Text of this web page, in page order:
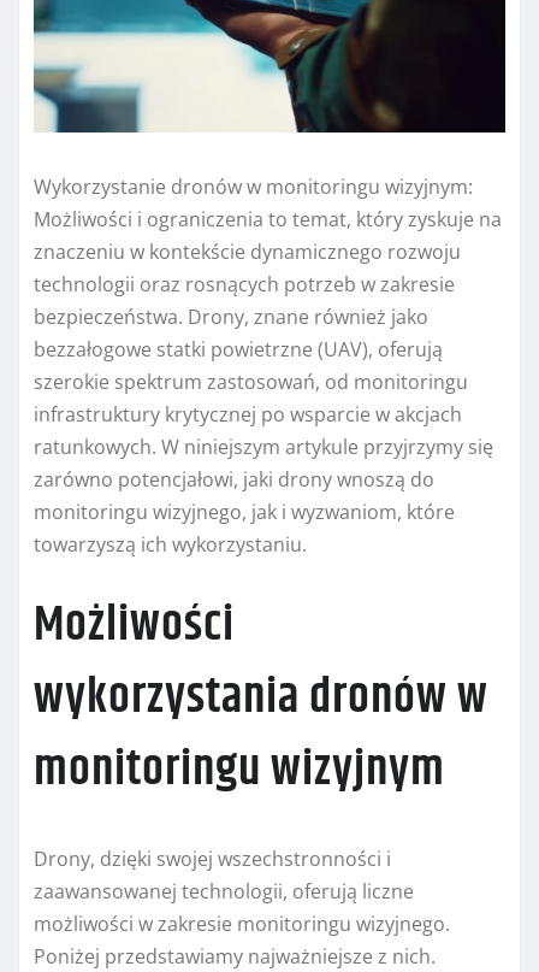
Wykorzystanie dronów w monitoringu wizyjnym:
Możliwości i ograniczenia to temat, który zyskuje na
znaczeniu w kontekście dynamicznego rozwoju
technologii oraz rosnących potrzeb w zakresie
bezpieczeństwa. Drony, znane również jako
bezzałogowe statki powietrzne (UAV), oferują
szerokie spektrum zastosowań, od monitoringu
infrastruktury krytycznej po wsparcie w akcjach
ratunkowych. W niniejszym artykule przyjrzymy się
zarówno potencjałowi, jaki drony wnoszą do
monitoringu wizyjnego, jak i wyzwaniom, które
towarzyszą ich wykorzystaniu.
Możliwości
wykorzystania dronów w
monitoringu wizyjnym
Drony, dzięki swojej wszechstronności i
zaawansowanej technologii, oferują liczne
możliwości w zakresie monitoringu wizyjnego.
Poniżej przedstawiamy najważniejsze z nich.